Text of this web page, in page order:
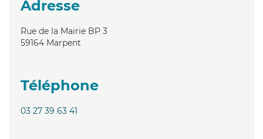
Adresse
Rue de la Mairie BP 3
59164 Marpent
Téléphone
03 27 39 63 41